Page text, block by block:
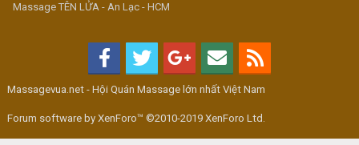
Massage TÊN LỬA - An Lạc - HCM
Massagevua.net - Hội Quán Massage lớn nhất Việt Nam
Forum software by XenForo™ ©2010-2019 XenForo Ltd.